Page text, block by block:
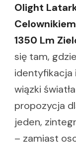
Olight
1350 Lm
się tam,
identyfikacja
wiązki
propozycja
jeden,
– zamiast